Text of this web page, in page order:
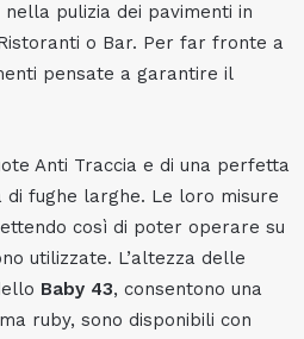
pulizia dei pavimenti in
o Bar. Per far fronte a
pensate a garantire il
Anti Traccia e di una perfetta
di fughe larghe. Le loro misure
così di poter operare su
utilizzate. L’altezza delle
Baby 43, consentono una
ruby, sono disponibili con